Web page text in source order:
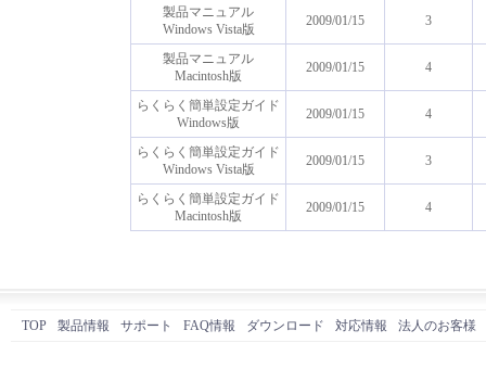
製品マニュアル
Windows Vista版
2009/01/15 3
製品マニュアル
Macintosh版
2009/01/15 4
らくらく簡単設定ガイド
Windows版
2009/01/15 4
らくらく簡単設定ガイド
Windows Vista版
2009/01/15 3
らくらく簡単設定ガイド
Macintosh版
2009/01/15 4
TOP 製品情報 サポート FAQ情報 ダウンロード 対応情報 法人のお客様